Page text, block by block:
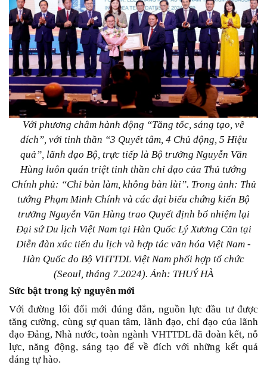
Với phương châm hành động “Tăng tốc, sáng tạo, về
đích”, với tinh thần “3 Quyết tâm, 4 Chủ động, 5 Hiệu
quả”, lãnh đạo Bộ, trực tiếp là Bộ trưởng Nguyễn Văn
Hùng luôn quán triệt tinh thần chỉ đạo của Thủ tướng
Chính phủ: “Chỉ bàn làm, không bàn lùi”. Trong ảnh: Thủ
tướng Phạm Minh Chính và các đại biểu chứng kiến Bộ
trưởng Nguyễn Văn Hùng trao Quyết định bổ nhiệm lại
Đại sứ Du lịch Việt Nam tại Hàn Quốc Lý Xương Căn tại
Diễn đàn xúc tiến du lịch và hợp tác văn hóa Việt Nam -
Hàn Quốc do Bộ VHTTDL Việt Nam phối hợp tổ chức
(Seoul, tháng 7.2024). Ảnh: THUÝ HÀ
Sức bật trong kỷ nguyên mới
Với đường lối đổi mới đúng đắn, nguồn lực đầu tư được
tăng cường, cùng sự quan tâm, lãnh đạo, chỉ đạo của lãnh
đạo Đảng, Nhà nước, toàn ngành VHTTDL đã đoàn kết, nỗ
lực, năng động, sáng tạo để về đích với những kết quả
đáng tự hào.